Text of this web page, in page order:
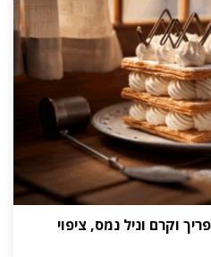
וקרם וניל נמס, ציפוי